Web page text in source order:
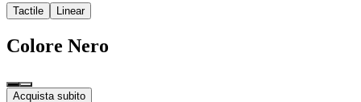
Tactile Linear
Colore Nero
Acquista subito